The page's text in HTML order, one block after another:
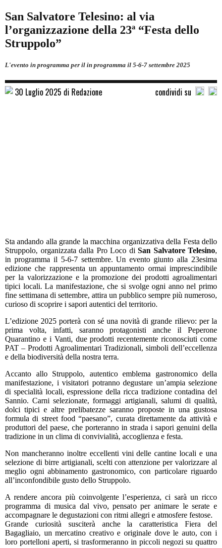
San Salvatore Telesino: al via
l’organizzazione della 23ª “Festa dello
Struppolo”
L'evento in programma per il in programma il 5-6-7 settembre 2025
30 Luglio 2025 di Redazione condividi su
Sta andando alla grande la macchina organizzativa della Festa dello
Struppolo, organizzata dalla Pro Loco di San Salvatore Telesino,
in programma il 5-6-7 settembre. Un evento giunto alla 23esima
edizione che rappresenta un appuntamento ormai imprescindibile
per la valorizzazione e la promozione dei prodotti agroalimentari
tipici locali. La manifestazione, che si svolge ogni anno nel primo
fine settimana di settembre, attira un pubblico sempre più numeroso,
curioso di scoprire i sapori autentici del territorio.
L’edizione 2025 porterà con sé una novità di grande rilievo: per la
prima volta, infatti, saranno protagonisti anche il Peperone
Quarantino e i Vanti, due prodotti recentemente riconosciuti come
PAT – Prodotti Agroalimentari Tradizionali, simboli dell’eccellenza
e della biodiversità della nostra terra.
Accanto allo Struppolo, autentico emblema gastronomico della
manifestazione, i visitatori potranno degustare un’ampia selezione
di specialità locali, espressione della ricca tradizione contadina del
Sannio. Carni selezionate, formaggi artigianali, salumi di qualità,
dolci tipici e altre prelibatezze saranno proposte in una gustosa
formula di street food “paesano”, curata direttamente da attività e
produttori del paese, che porteranno in strada i sapori genuini della
tradizione in un clima di convivialità, accoglienza e festa.
Non mancheranno inoltre eccellenti vini delle cantine locali e una
selezione di birre artigianali, scelti con attenzione per valorizzare al
meglio ogni abbinamento gastronomico, con particolare riguardo
all’inconfondibile gusto dello Struppolo.
A rendere ancora più coinvolgente l’esperienza, ci sarà un ricco
programma di musica dal vivo, pensato per animare le serate e
accompagnare le degustazioni con ritmi allegri e atmosfere festose.
Grande curiosità susciterà anche la caratteristica Fiera del
Bagagliaio, un mercatino creativo e originale dove le auto, con i
loro portelloni aperti, si trasformeranno in piccoli negozi su quattro